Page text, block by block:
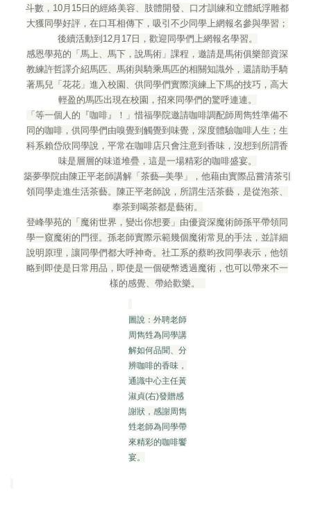
斗數，10月15日的經絡美容、肢體開發、口才訓練和立體紙浮雕都
大獲同學好評，在口耳相傳下，吸引不少同學上網報名參與學習；
後續活動到12月17日，歡迎同學們上網報名學習。
感恩學苑的「馬上、馬下，說馬術」課程，邀請是馬術俱樂部資深
教練許哲譯介紹馬匹、馬術與騎乘馬匹的相關知識外，還請助手騎
著馬兒「花花」進入校園、供同學們實際演練上下馬的技巧，高大
輕盈的馬匹出現在校園，招來同學們的驚呼連連。
「等一個人的『咖啡』！」惜福學院邀請咖啡調配師周雋甡準備不
同的咖啡，供同學們由嗅覺到觸覺到味覺，深度體驗咖啡人生；生
科系賴岱欣同學說，平常在咖啡店只會注意到香味，沒想到所謂香
味是層層的味道堆疊，這是一場精彩的咖啡盛宴。
築夢學院由陳正平老師講解「茶藝─美學」，他藉由實際品嘗清茶引
領同學走進生活茶藝。陳正平老師說，所謂生活茶藝，是從泡茶、
奉茶到喝茶都是藝術。
登峰學苑的「魔術世界，變出你想要」由優資深魔術師孫平帶領同
學一窺魔術的門徑。孫老師實際示範幾個魔術常見的手法，並詳細
說明原理，讓同學們都大呼神奇。社工系的蔡昀孜同學表示，他領
略到即使是日常用品，即使是一個硬幣透過魔術，也可以帶來不一
樣的感覺、帶給歡樂。
圖說：外聘老師
周雋甡為同學講
解如何品聞、分
辨咖啡的香味，
通識中心主任黃
淑貞(右)發贈感
謝狀，感謝周雋
甡老師為同學帶
來精彩的咖啡饗
宴。